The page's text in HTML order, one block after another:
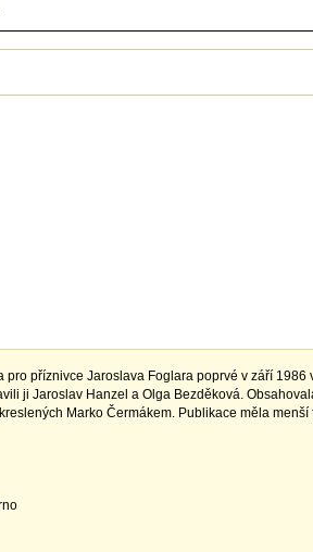
příznivce Jaroslava Foglara poprvé v září 1986
ji Jaroslav Hanzel a Olga Bezděková.
Marko Čermákem. Publikace měla menší